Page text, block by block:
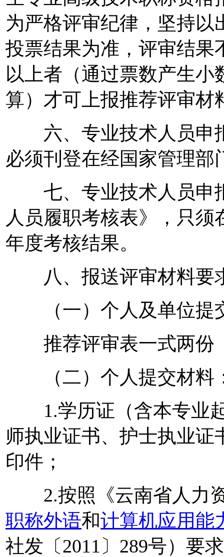
为严格评审纪律，坚持以
投票结果为准，评审结果
以上者（通过票数产生
算）才可上报推荐评审材
六、专业技术人员申
必须刊登在经国家管理
七、专业技术人员申
人员履职考核表》，只
年度考核结果。
八、报送评审材料要
（一）个人及单位提
推荐评审表一式两份
（二）个人提交材料
1.学历证（含本专业起
师执业证书、护士执业
印件；
2.按照《云南省人力资
职称外语和计算机应用能
社发〔2011〕289号）要